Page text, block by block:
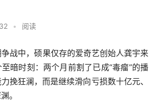
• 阅读
战中，硕果仅存的爱奇艺创始人龚宇来
暗时刻：两个月前割了已成“毒瘤”的播
挽狂澜，而是继续滑向亏损数十亿元、
。